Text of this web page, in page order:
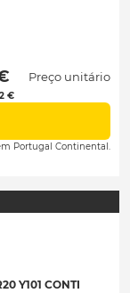
€
Preço unitário
Portugal Continental.
Y101 CONTI